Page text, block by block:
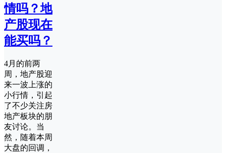
情吗？地
产股现在
能买吗？
4月的前两
周，地产股迎
来一波上涨的
小行情，引起
了不少关注房
地产板块的朋
友讨论。当
然，随着本周
大盘的回调，